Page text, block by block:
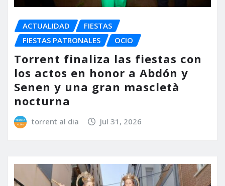
ACTUALIDAD
FIESTAS
FIESTAS PATRONALES
OCIO
Torrent finaliza las fiestas con
los actos en honor a Abdón y
Senen y una gran mascletà
nocturna
torrent al dia Jul 31, 2026